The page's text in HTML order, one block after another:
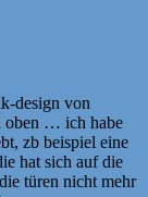
design von
oben … ich habe
zb beispiel eine
hat sich auf die
türen nicht mehr